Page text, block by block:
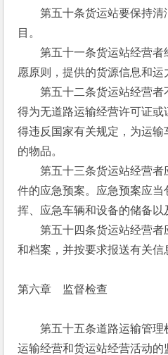
第五十条货运站要保持清
目。
第五十一条货运站经营者
愿原则，提供的货源信息和运
第五十二条货运站经营者
得为无道路运输经营许可证
得违反国家有关规定，为运
的物品。
第五十三条货运站经营者
件的应急预案。应急预案应
挥、应急车辆和设备的储备以
第五十四条货运站经营者
和档案，并按要求报送有关信
第六章　监督检查
第五十五条道路运输管理
运输经营和货运站经营活动的